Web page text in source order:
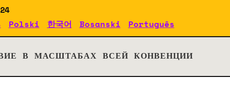
Polski 한국어 Bosanski Português
В МАСШТАБАХ ВСЕЙ КОНВЕНЦИИ